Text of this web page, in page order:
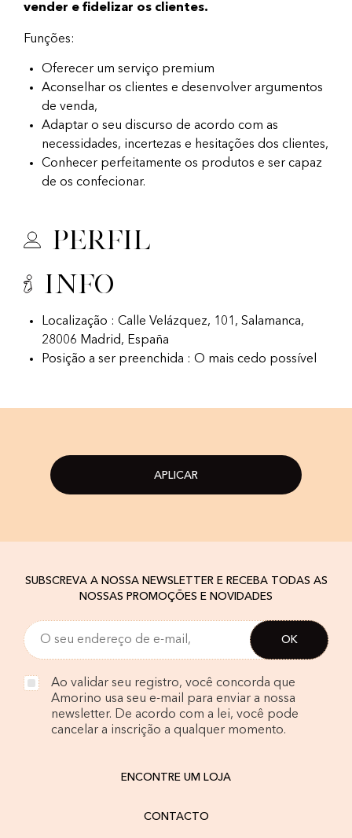
vender e fidelizar os clientes.
Funções:
Oferecer um serviço premium
Aconselhar os clientes e desenvolver argumentos
de venda,
Adaptar o seu discurso de acordo com as
necessidades, incertezas e hesitações dos clientes,
Conhecer perfeitamente os produtos e ser capaz
de os confecionar.
Perfil
Info
Localização : Calle Velázquez, 101, Salamanca,
28006 Madrid, España
Posição a ser preenchida : O mais cedo possível
APLICAR
SUBSCREVA A NOSSA NEWSLETTER E RECEBA TODAS AS
NOSSAS PROMOÇÕES E NOVIDADES
Ao validar seu registro, você concorda que
Amorino usa seu e-mail para enviar a nossa
newsletter. De acordo com a lei, você pode
cancelar a inscrição a qualquer momento.
ENCONTRE UM LOJA
CONTACTO